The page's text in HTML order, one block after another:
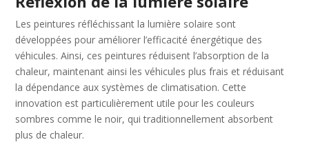
Les peintures réfléchissant la lumière solaire sont
développées pour améliorer l’efficacité énergétique des
véhicules. Ainsi, ces peintures réduisent l’absorption de la
chaleur, maintenant ainsi les véhicules plus frais et réduisant
la dépendance aux systèmes de climatisation. Cette
innovation est particulièrement utile pour les couleurs
sombres comme le noir, qui traditionnellement absorbent
plus de chaleur.